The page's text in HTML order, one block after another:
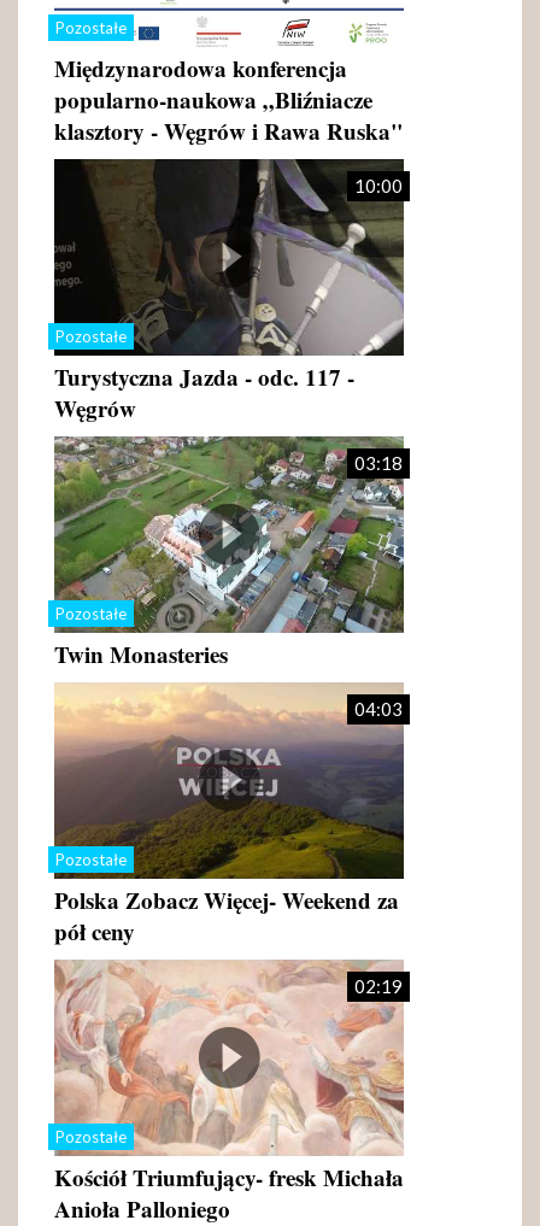
Pozostałe
Międzynarodowa konferencja
popularno-naukowa „Bliźniacze
klasztory - Węgrów i Rawa Ruska"
Pozostałe
10:00
Turystyczna Jazda - odc. 117 -
Węgrów
Pozostałe
03:18
Twin Monasteries
Pozostałe
04:03
Polska Zobacz Więcej- Weekend za
pół ceny
Pozostałe
02:19
Kościół Triumfujący- fresk Michała
Anioła Palloniego